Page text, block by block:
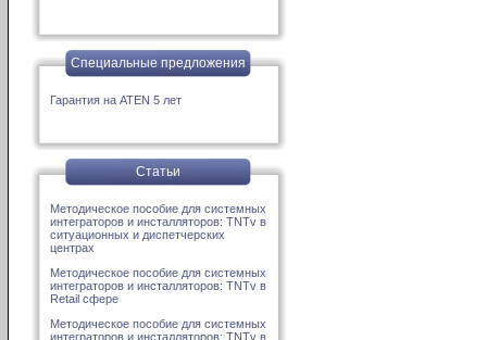
Специальные предложения
Гарантия на ATEN 5 лет
Статьи
Методическое пособие для системных
интеграторов и инсталляторов: TNTv в
ситуационных и диспетчерских
центрах
Методическое пособие для системных
интеграторов и инсталляторов: TNTv в
Retail сфере
Методическое пособие для системных
интеграторов и инсталляторов: TNTv в